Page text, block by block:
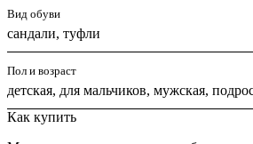
Вид обуви
сандали, туфли
Пол и возраст
детская, для мальчиков, мужская,
Как купить